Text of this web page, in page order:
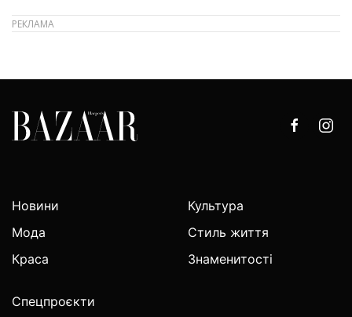
Новини
Мода
Краса
Культура
Стиль життя
Знаменитості
Спецпроєкти